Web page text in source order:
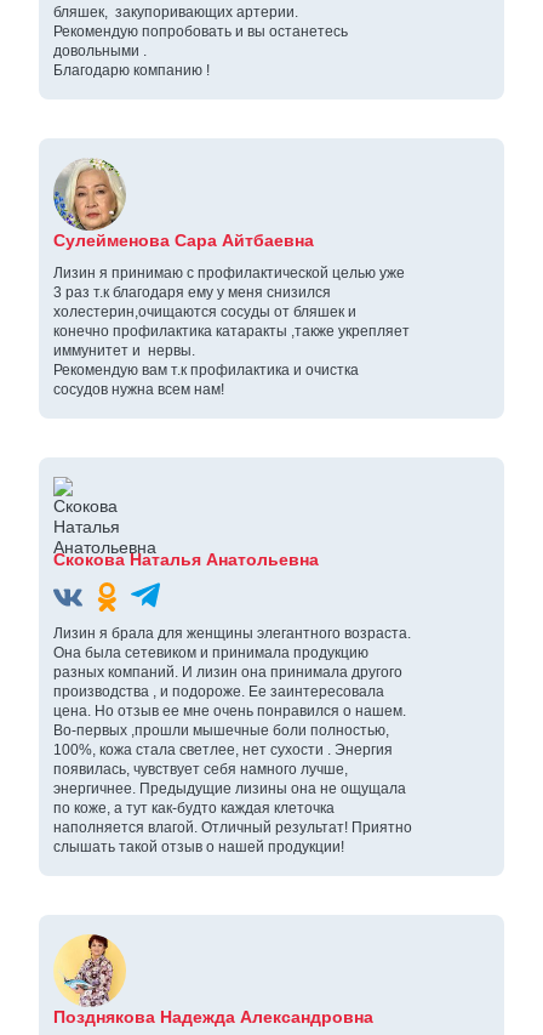
бляшек, закупоривающих артерии.
Рекомендую попробовать и вы останетесь
довольными .
Благодарю компанию !
Сулейменова Сара Айтбаевна
Лизин я принимаю с профилактической целью уже
3 раз т.к благодаря ему у меня снизился
холестерин,очищаются сосуды от бляшек и
конечно профилактика катаракты ,также укрепляет
иммунитет и нервы.
Рекомендую вам т.к профилактика и очистка
сосудов нужна всем нам!
Скокова Наталья Анатольевна
Лизин я брала для женщины элегантного возраста.
Она была сетевиком и принимала продукцию
разных компаний. И лизин она принимала другого
производства , и подороже. Ее заинтересовала
цена. Но отзыв ее мне очень понравился о нашем.
Во-первых ,прошли мышечные боли полностью,
100%, кожа стала светлее, нет сухости . Энергия
появилась, чувствует себя намного лучше,
энергичнее. Предыдущие лизины она не ощущала
по коже, а тут как-будто каждая клеточка
наполняется влагой. Отличный результат! Приятно
слышать такой отзыв о нашей продукции!
Позднякова Надежда Александровна